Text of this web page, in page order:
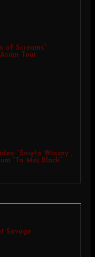
of Screams”
Tour
“Święto Wiosny”,
“To Mój Black”
Savage